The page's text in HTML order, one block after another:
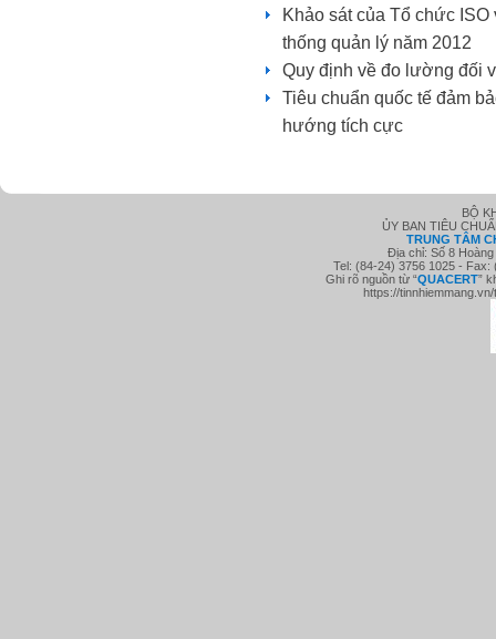
Khảo sát của Tổ chức
thống quản lý năm 2012
Quy định về đo lường đối
Tiêu chuẩn quốc tế đảm
hướng tích cực
BỘ
ỦY BAN TIÊU
TRUNG TÂM
Địa chỉ: Số 8
Tel: (84-24) 3756 1025 -
Ghi rõ nguồn từ “QUACERT”
https://